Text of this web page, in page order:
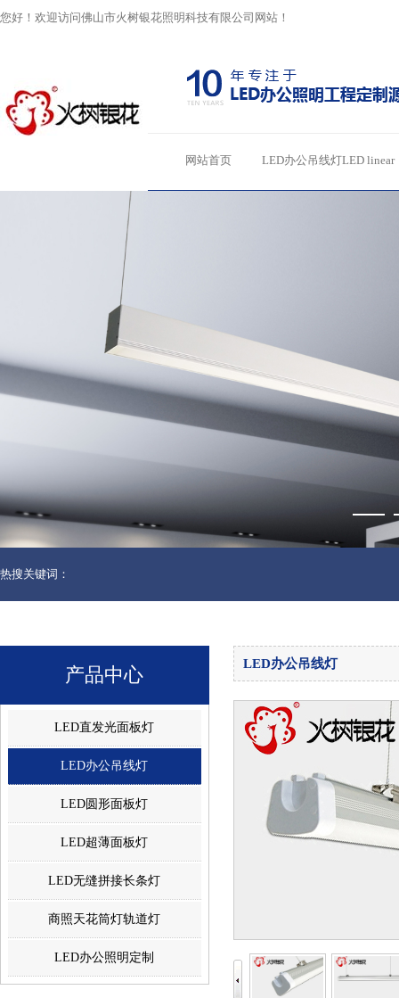
您好！欢迎访问佛山市火树银花照明科技有限公司网站！
网站首页 LED办公吊线灯LED linear
热搜关键词：
产品中心
LED直发光面板灯
LED办公吊线灯
LED圆形面板灯
LED超薄面板灯
LED无缝拼接长条灯
商照天花筒灯轨道灯
LED办公照明定制
LED办公吊线灯